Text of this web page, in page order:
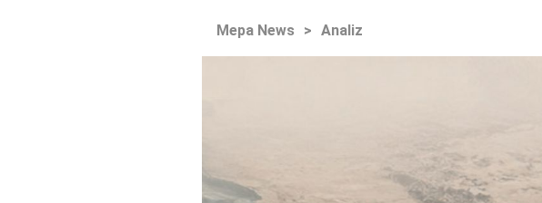
Mepa News > Analiz